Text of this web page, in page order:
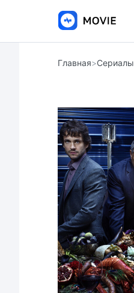
Главная>Сериалы